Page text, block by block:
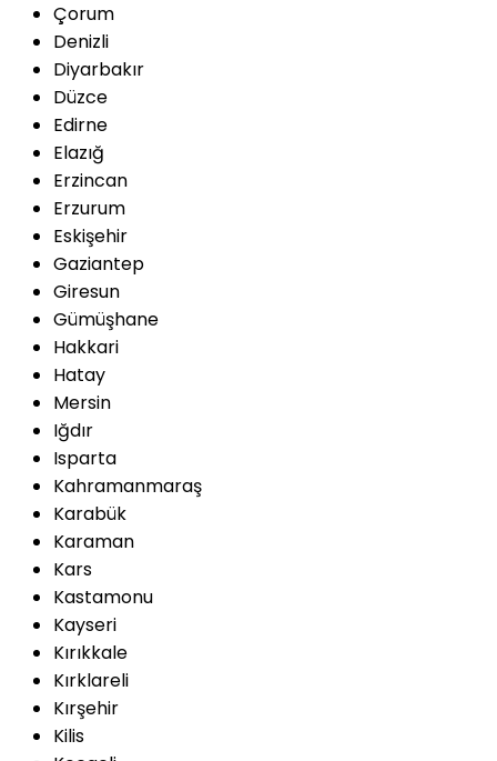
Çorum
Denizli
Diyarbakır
Düzce
Edirne
Elazığ
Erzincan
Erzurum
Eskişehir
Gaziantep
Giresun
Gümüşhane
Hakkari
Hatay
Mersin
Iğdır
Isparta
Kahramanmaraş
Karabük
Karaman
Kars
Kastamonu
Kayseri
Kırıkkale
Kırklareli
Kırşehir
Kilis